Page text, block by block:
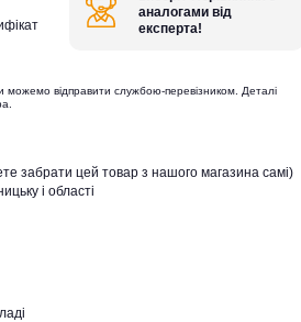
аналогами від
експерта!
можемо відправити службою-перевізником. Деталі
забрати цей товар з нашого магазина самі)
і області